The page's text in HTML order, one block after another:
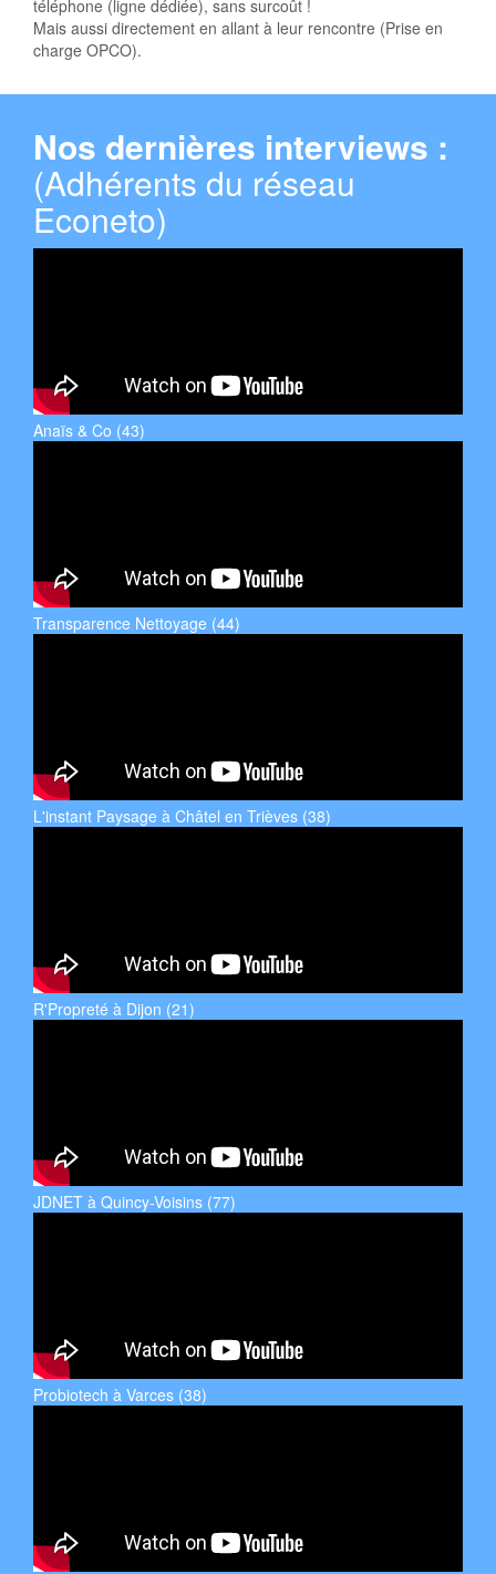
téléphone (ligne dédiée), sans surcoût !
Mais aussi directement en allant à leur rencontre (Prise en
charge OPCO).
Nos dernières interviews :
(Adhérents du réseau
Econeto)
Anaïs & Co (43)
Transparence Nettoyage (44)
L'instant Paysage à Châtel en Trièves (38)
R'Propreté à Dijon (21)
JDNET à Quincy-Voisins (77)
Probiotech à Varces (38)